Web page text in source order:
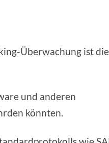
Überwachung ist die
und anderen
könnten.